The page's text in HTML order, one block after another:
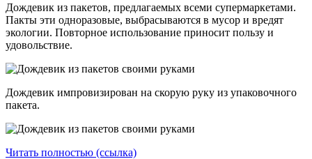
Дождевик из пакетов, предлагаемых всеми супермаркетами.
Пакты эти одноразовые, выбрасываются в мусор и вредят
экологии. Повторное использование приносит пользу и
удовольствие.
Дождевик импровизирован на скорую руку из упаковочного
пакета.
Читать полностью (ссылка)